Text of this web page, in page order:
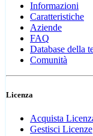
Informazioni
Caratteristiche
Aziende
FAQ
Database della
Comunità
Licenza
Acquista
Gestisci Licenze